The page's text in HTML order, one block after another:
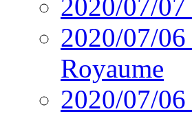
2020/07/
2020/07/
Royaume
2020/07/